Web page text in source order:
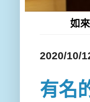
如
2020/10/
有名